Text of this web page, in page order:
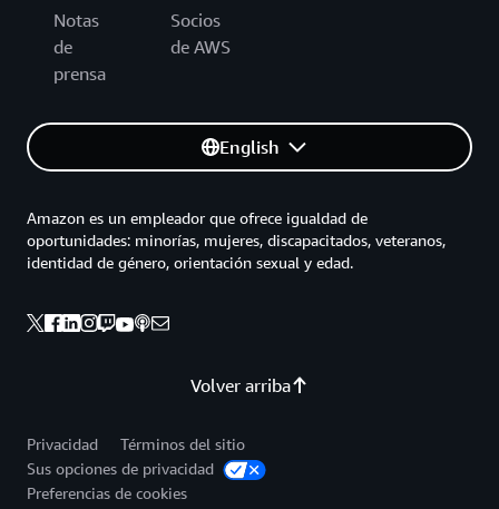
Notas
de
prensa
Socios
de AWS
English
Volver arriba
Amazon es un empleador que ofrece igualdad de
oportunidades: minorías, mujeres, discapacitados, veteranos,
identidad de género, orientación sexual y edad.
Privacidad
Términos del sitio
Sus opciones de privacidad
Preferencias de cookies